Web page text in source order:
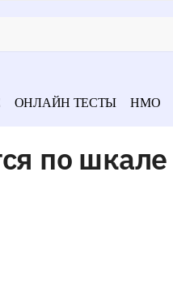
ОНЛАЙН ТЕСТЫ НМО
по шкале